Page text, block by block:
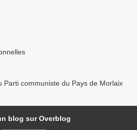
Parti communiste du Pays de Morlaix
blog sur Overblog